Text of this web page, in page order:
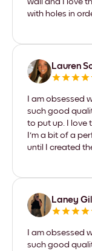
with holes in
Lauren
I am obsessed
such good
to put up. I love
I'm a bit of a
until I created
Laney Gill
I am obsessed
such good